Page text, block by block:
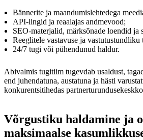
Bännerite ja maandumislehtedega
API-lingid ja reaalajas andmevood;
SEO-materjalid, märksõnade loendid ja
Reeglitele vastavuse ja vastutustundliku
24/7 tugi või pühendunud haldur.
Abivalmis tugitiim tugevdab usaldust,
end juhendatuna, austatuna ja hästi
konkurentsitihedas
Võrgustiku haldamine ja
maksimaalse